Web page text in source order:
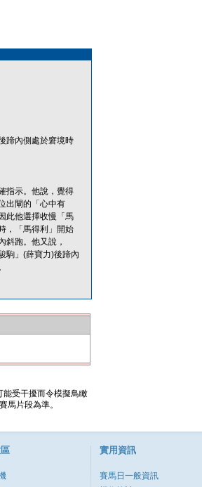
蹄內側處於窘境時
指示。他說，覺得
出閘的「心中有
此他選擇收慢「馬
，「馬得利」開始
斜跑。他又說，
駒」(薛寶力)後蹄內
能受干擾而令模擬鳥瞰
馬片段為準。
實用資訊
賽馬日一般資訊